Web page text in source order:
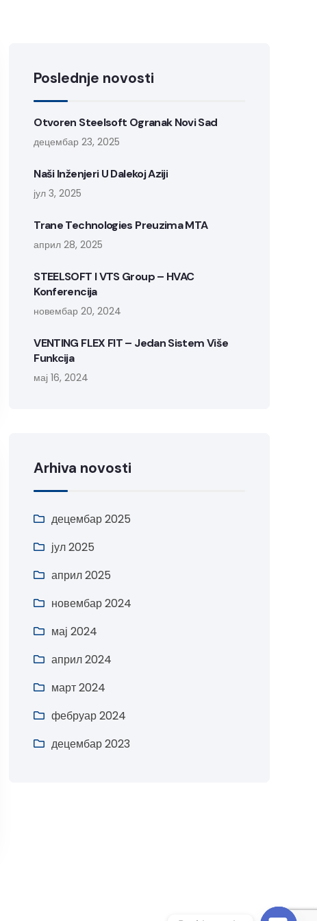
Poslednje novosti
Otvoren Steelsoft Ogranak Novi Sad
децембар 23, 2025
Naši Inženjeri U Dalekoj Aziji
јул 3, 2025
Trane Technologies Preuzima MTA
април 28, 2025
STEELSOFT I VTS Group – HVAC
Konferencija
новембар 20, 2024
VENTING FLEX FIT – Jedan Sistem Više
Funkcija
мај 16, 2024
Arhiva novosti
децембар 2025
јул 2025
април 2025
новембар 2024
мај 2024
април 2024
март 2024
фебруар 2024
децембар 2023